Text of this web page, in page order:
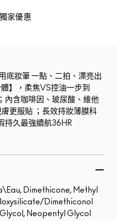
家優惠
底妝筆 一點、二拍、漂亮出
】，柔焦VS控油一步到
內含咖啡因、玻尿酸、維他
更服貼 ；長效持妝薄膜科
持久最強續航36HR
Dimethicone, Methyl
Dimethiconol
Neopentyl Glycol